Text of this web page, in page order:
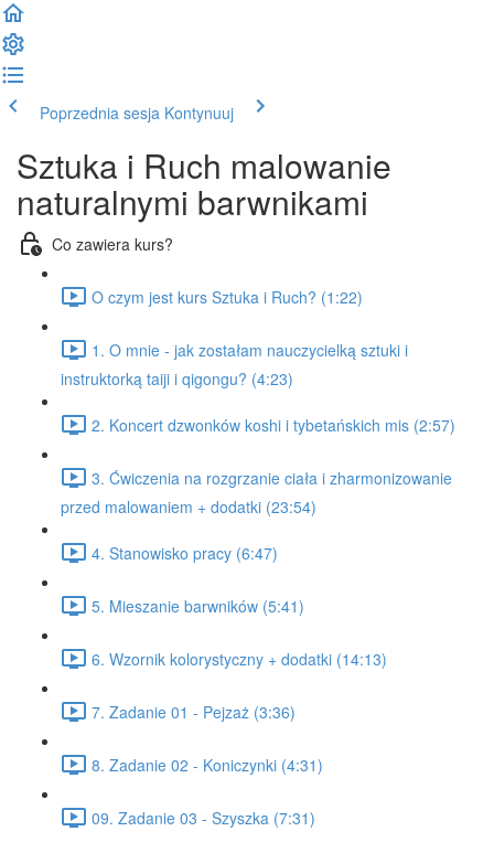
Poprzednia sesja Kontynuuj
Sztuka i Ruch malowanie
naturalnymi barwnikami
Co zawiera kurs?
O czym jest kurs Sztuka i Ruch? (1:22)
1. O mnie - jak zostałam nauczycielką sztuki i
instruktorką taiji i qigongu? (4:23)
2. Koncert dzwonków koshi i tybetańskich mis (2:57)
3. Ćwiczenia na rozgrzanie ciała i zharmonizowanie
przed malowaniem + dodatki (23:54)
4. Stanowisko pracy (6:47)
5. Mieszanie barwników (5:41)
6. Wzornik kolorystyczny + dodatki (14:13)
7. Zadanie 01 - Pejzaż (3:36)
8. Zadanie 02 - Koniczynki (4:31)
09. Zadanie 03 - Szyszka (7:31)